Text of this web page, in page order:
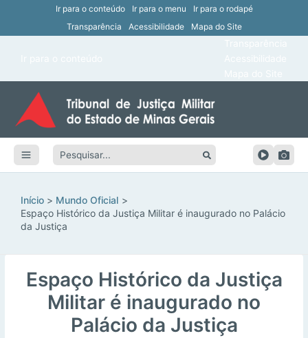
Ir para o conteúdo Ir para o menu
Ir para o rodapé
Transparência
Acessibilidade Mapa do Site
Pesquisar:
Início
Mundo Oficial
Espaço Histórico da Justiça Militar é inaugurado no Palácio
da Justiça
Espaço Histórico da Justiça
Militar é inaugurado no
Palácio da Justiça